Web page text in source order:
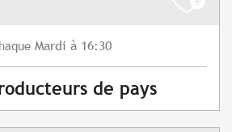
Mardi à 16:30
de pays